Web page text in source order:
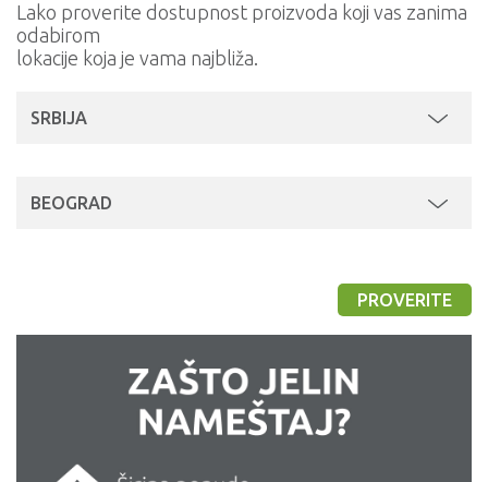
Lako proverite dostupnost proizvoda koji vas zanima
odabirom
lokacije koja je vama najbliža.
SRBIJA
BEOGRAD
PROVERITE